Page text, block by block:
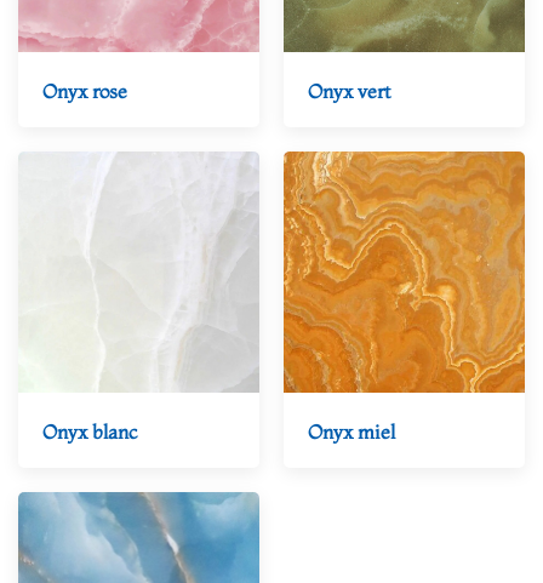
Onyx rose Onyx vert
Onyx blanc Onyx miel